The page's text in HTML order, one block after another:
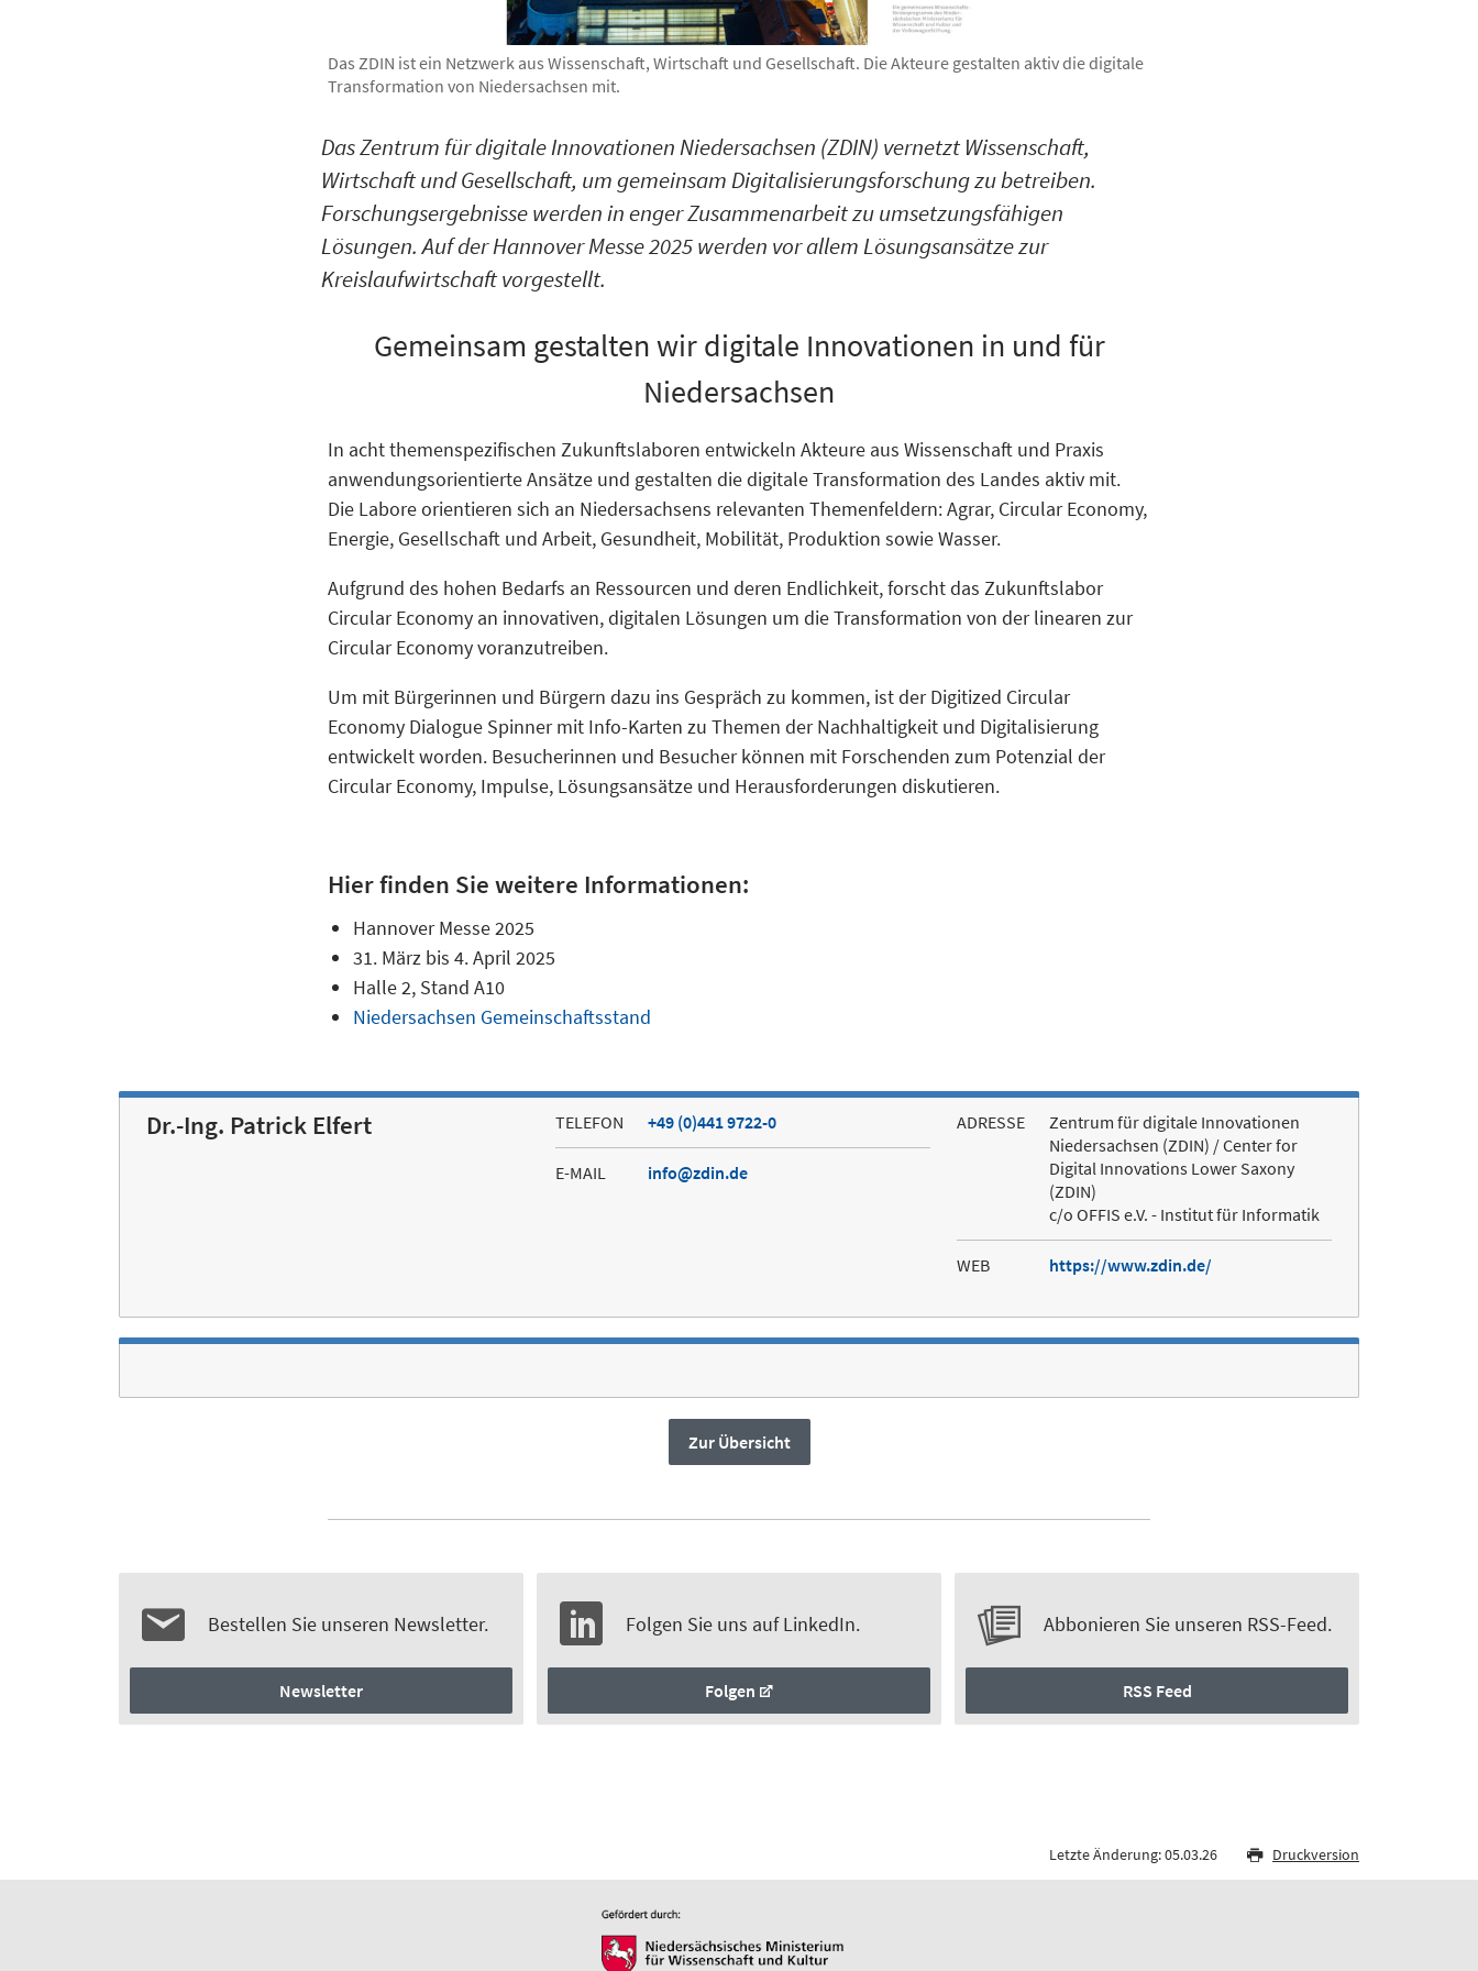
Das ZDIN ist ein Netzwerk aus Wissenschaft, Wirtschaft und Gesellschaft. Die Akteure gestalten aktiv die digitale
Transformation von Niedersachsen mit.
Das Zentrum für digitale Innovationen Niedersachsen (ZDIN) vernetzt Wissenschaft,
Wirtschaft und Gesellschaft, um gemeinsam Digitalisierungsforschung zu betreiben.
Forschungsergebnisse werden in enger Zusammenarbeit zu umsetzungsfähigen
Lösungen. Auf der Hannover Messe 2025 werden vor allem Lösungsansätze zur
Kreislaufwirtschaft vorgestellt.
Gemeinsam gestalten wir digitale Innovationen in und für
Niedersachsen
In achtthemenspezifischen Zukunftslaboren entwickeln Akteure aus Wissenschaft und Praxis
anwendungsorientierte Ansätze und gestalten die digitale Transformation des Landes aktiv mit.
Die Labore orientieren sich an Niedersachsens relevanten Themenfeldern: Agrar, Circular Economy,
Energie, Gesellschaft und Arbeit, Gesundheit, Mobilität, Produktion sowie Wasser.
Aufgrund des hohen Bedarfs an Ressourcen und deren Endlichkeit, forscht das Zukunftslabor
Circular Economy an innovativen, digitalen Lösungen um die Transformation von der linearen zur
Circular Economy voranzutreiben.
Um mit Bürgerinnen und Bürgern dazu ins Gespräch zu kommen, ist der Digitized Circular
Economy Dialogue Spinner mit Info-Karten zu Themen der Nachhaltigkeit und Digitalisierung
entwickelt worden. Besucherinnen und Besucherkönnen mit Forschenden zum Potenzial der
Circular Economy, Impulse, Lösungsansätze und Herausforderungen diskutieren.
Hier finden Sie weitere Informationen:
Hannover Messe 2025
31. März bis 4. April 2025
Halle 2, Stand A10
Niedersachsen Gemeinschaftsstand
Dr.-Ing. Patrick Elfert TELEFON +49 (0)441 9722-0
E-MAIL info@zdin.de
ADRESSE
Zentrum für digitale Innovationen
Niedersachsen (ZDIN) / Center for
Digital Innovations Lower Saxony
(ZDIN)
c/o OFFIS e.V. - Institut für Informatik
WEB https://www.zdin.de/
Zur Übersicht
Bestellen Sie unseren Newsletter.
Newsletter
Folgen Sie uns auf LinkedIn.
Folgen
Abbonieren Sie unseren RSS-Feed.
RSS Feed
Letzte Änderung: 05.03.26 Druckversion